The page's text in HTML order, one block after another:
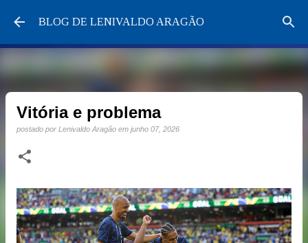
Pular para o conteúdo principal
BLOG DE LENIVALDO ARAGÃO
Vitória e problema
postado por Lenivaldo Aragão em junho 07, 2026